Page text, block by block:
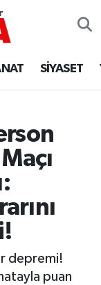
SİYASET
depremi!
puan